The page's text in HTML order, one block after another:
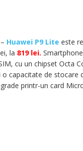
– Huawei P9 Lite este
la 819 lei.
cu un chipset Octa
capacitate de stocare
printr-un card